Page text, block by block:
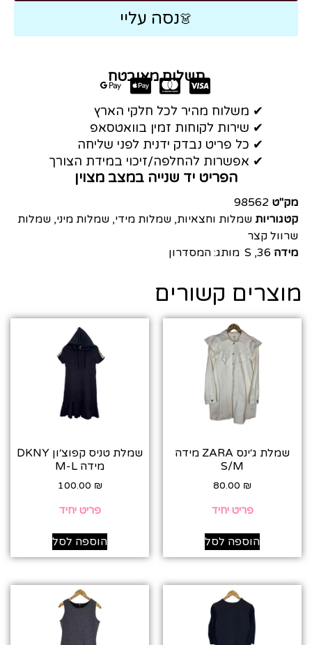
👗נסה עליי
תשלום מאובטח
✔ משלוח מהיר לכל חלקי הארץ
✔ שירות לקוחות זמין בוואטסאפ
✔ כל פריט נבדק ידנית לפני שליחה
✔ אפשרות להחלפה/זיכוי במידת הצורך
הפריט יד שנייה במצב מצוין
מק"ט 98562
קטגוריות שמלות וחצאיות, שמלות מידי, שמלות מיני, שמלות
שרוול קצר
מידה 36
,
S מותג:המסדרון
מוצרים קשורים
שמלת ג׳ינס ZARA מידה
S/M
80.00 ₪
פריט יחיד
הוספה לסל
שמלת טניס קפוצ׳ון DKNY
מידה M-L
100.00 ₪
פריט יחיד
הוספה לסל